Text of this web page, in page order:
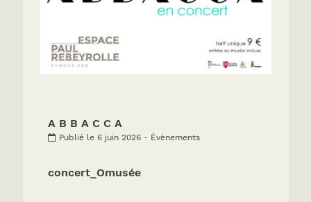
A B B A C C A
Publié le 6 juin 2026 - Évènements
concert_Omusée